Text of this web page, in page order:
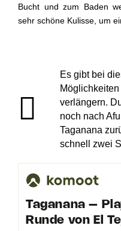
Bucht und zum Baden
sehr schöne Kulisse, um
Es gibt bei
verlängern.
noch nach
Taganana
schnell zwei